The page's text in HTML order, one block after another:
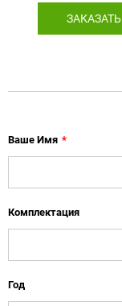
ЗАКАЗАТЬ
Ваше Имя *
Комплектация
Год